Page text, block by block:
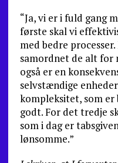
“Ja, vi er i fuld gang
første skal vi
med bedre
samordnet de alt for
også er en
selvstændige
kompleksitet, som
godt. For det tredje
som i dag er
lønsomme.”